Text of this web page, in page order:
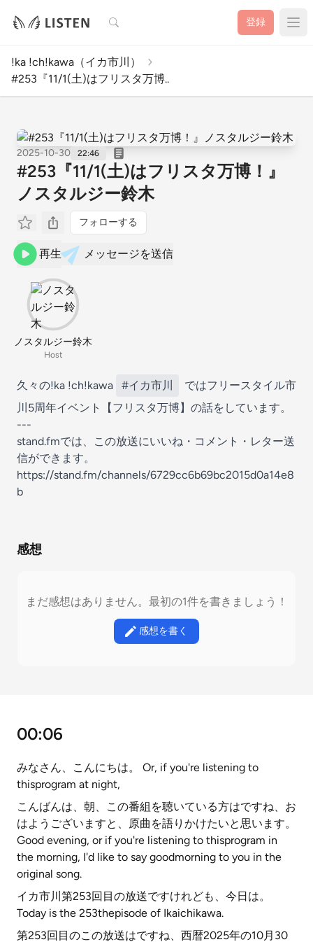
検索 登録
!ka !ch!kawa（イカ市川）
#253『11/1(土)はフリスタ万博..
2025-10-30 22:46
#253『11/1(土)はフリスタ万博！』
ノスタルジー鈴木
フォローする
再生 メッセージを送信
ノスタルジー鈴木
Host
久々の!ka !ch!kawa #イカ市川
ではフリースタイル市
川5周年イベント【フリスタ万博】の話をしています。
---
stand.fmでは、この放送にいいね・コメント・レター送
信ができます。
https://stand.fm/channels/6729cc6b69bc2015d0a14e8
b
感想
まだ感想はありません。最初の1件を書きましょう！
感想を書く
00:06
みなさん、こんにちは。 Or, if you're listening to
thisprogram at night,
こんばんは、朝、この番組を聴いている方はですね、お
はようございますと、原曲を語りかけたいと思います。
Good evening, or if you're listening to thisprogram in
the morning, I'd like to say goodmorning to you in the
original song.
イカ市川第253回目の放送ですけれども、今日は。
Today is the 253thepisode of Ikaichikawa.
第253回目のこの放送はですね、西暦2025年の10月30